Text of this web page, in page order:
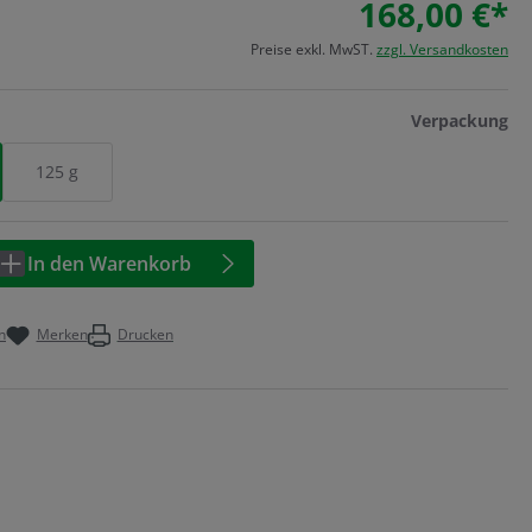
168,00 €*
Preise exkl. MwST. zzgl. Versandkosten
Verpackung
125 g
Geben Sie den gewünschten
In den Warenkorb
Merken Drucken